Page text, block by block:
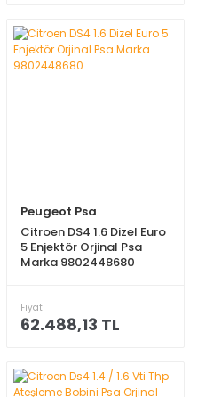
Peugeot Psa
Citroen DS4 1.6 Dizel Euro
5 Enjektör Orjinal Psa
Marka 9802448680
Fiyatı
62.488,13 TL